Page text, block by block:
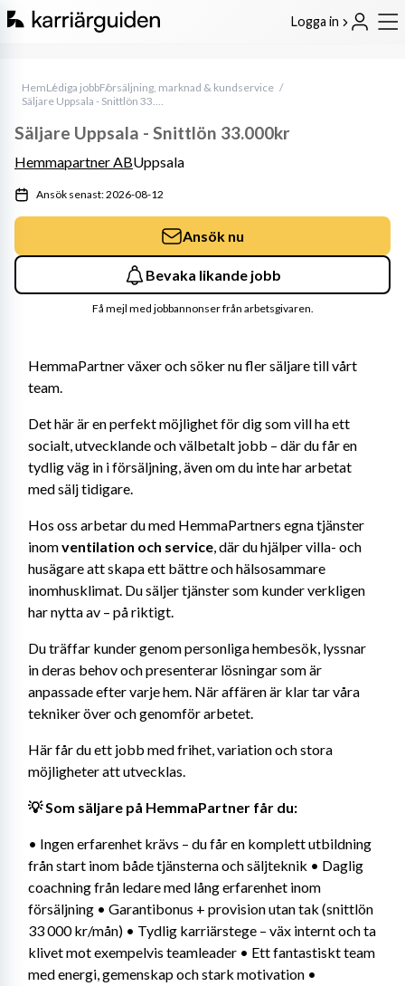
Logga in
HemLediga jobbFörsäljning, marknad & kundservice
Säljare Uppsala - Snittlön 33.000kr
HemmaPartner växer och söker nu fler säljare till vårt
team.
Det här är en perfekt möjlighet för dig som vill ha ett
socialt, utvecklande och välbetalt jobb – där du får en
tydlig väg in i försäljning, även om du inte har arbetat
med sälj tidigare.
Hos oss arbetar du med HemmaPartners egna tjänster
inom ventilation och service, där du hjälper villa- och
husägare att skapa ett bättre och hälsosammare
inomhusklimat. Du säljer tjänster som kunder verkligen
har nytta av – på riktigt.
Du träffar kunder genom personliga hembesök, lyssnar
in deras behov och presenterar lösningar som är
anpassade efter varje hem. När affären är klar tar våra
tekniker över och genomför arbetet.
Här får du ett jobb med frihet, variation och stora
möjligheter att utvecklas.
💡 Som säljare på HemmaPartner får du:
• Ingen erfarenhet krävs – du får en komplett utbildning
från start inom både tjänsterna och säljteknik • Daglig
coachning från ledare med lång erfarenhet inom
försäljning • Garantibonus + provision utan tak (snittlön
33 000 kr/mån) • Tydlig karriärstege – väx internt och ta
klivet mot exempelvis teamleader • Ett fantastiskt team
med energi, gemenskap och stark motivation •
Säljare Uppsala - Snittlön 33.000kr
Hemmapartner ABUppsala
Ansök senast: 2026-08-12
Ansök nu
Bevaka likande jobb
Få mejl med jobbannonser från arbetsgivaren.